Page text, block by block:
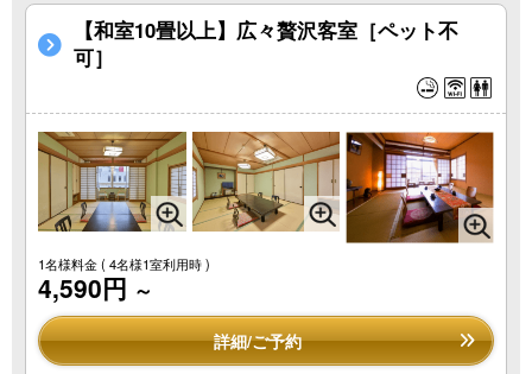
【和室10畳以上】広々贅沢客室［ペット不
可］
1名様料金( 4名様1室利用時 )
4,590円 ～
詳細/ご予約